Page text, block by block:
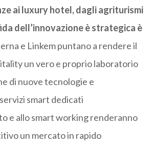
ai luxury hotel, dagli agriturismi
dell’innovazione è strategica è
e Linkem puntano a rendere il
un vero e proprio laboratorio
di nuove tecnologie e
smart dedicati
e allo smart working renderanno
un mercato in rapido